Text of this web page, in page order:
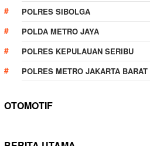
POLRES SIBOLGA
POLDA METRO JAYA
POLRES KEPULAUAN SERIBU
POLRES METRO JAKARTA BARAT
OTOMOTIF